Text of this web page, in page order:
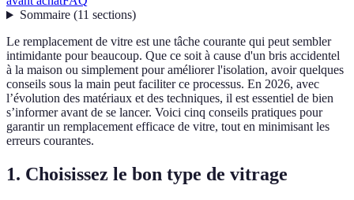
Sommaire(11 sections)
Le remplacement de vitre est une tâche courante qui peut sembler
intimidante pour beaucoup. Que ce soit à cause d'un bris accidentel
à la maison ou simplement pour améliorer l'isolation, avoir quelques
conseils sous la main peut faciliter ce processus. En 2026, avec
l’évolution des matériaux et des techniques, il est essentiel de bien
s’informer avant de se lancer. Voici cinq conseils pratiques pour
garantir un remplacement efficace de vitre, tout en minimisant les
erreurs courantes.
1. Choisissez le bon type de vitrage